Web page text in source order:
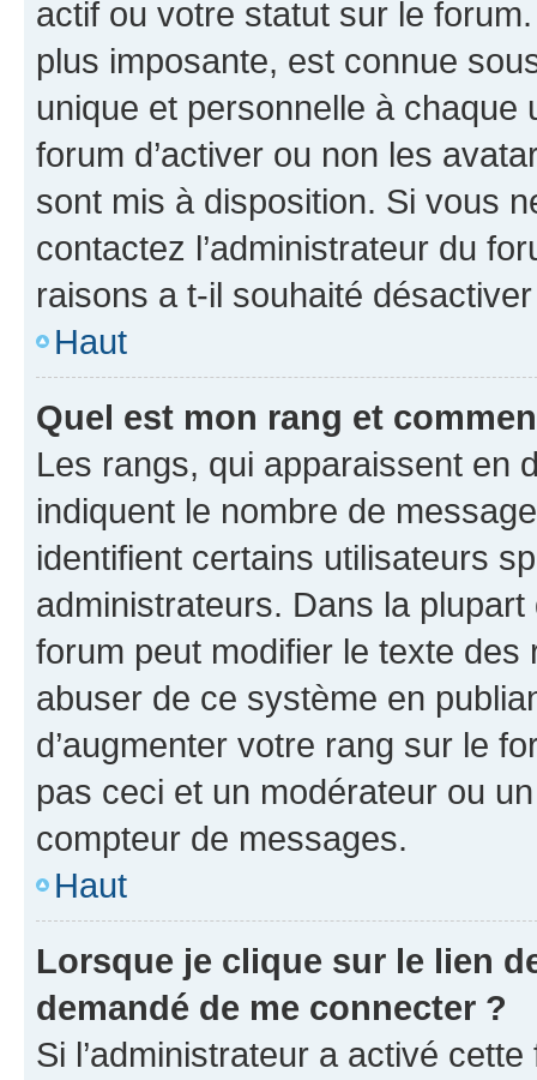
actif ou votre statut sur le
plus imposante, est connue
unique et personnelle à chaque
forum d’activer ou non les
sont mis à disposition. Si vous
contactez l’administrateur du
raisons a t-il souhaité
Haut
Quel est mon rang et
Les rangs, qui apparaissent en
indiquent le nombre de
identifient certains utilisateurs
administrateurs. Dans la
forum peut modifier le texte
abuser de ce système en
d’augmenter votre rang sur le
pas ceci et un modérateur ou
compteur de messages.
Haut
Lorsque je clique sur le lien
demandé de me connecter ?
Si l’administrateur a activé